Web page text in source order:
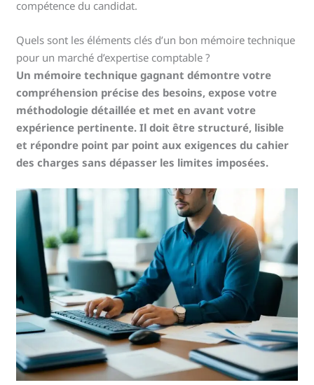
compétence du candidat.
Quels sont les éléments clés d’un bon mémoire technique
pour un marché d’expertise comptable ?
Un mémoire technique gagnant démontre votre
compréhension précise des besoins, expose votre
méthodologie détaillée et met en avant votre
expérience pertinente. Il doit être structuré, lisible
et répondre point par point aux exigences du cahier
des charges sans dépasser les limites imposées.